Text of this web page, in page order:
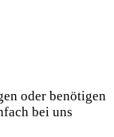
oder benötigen
bei uns